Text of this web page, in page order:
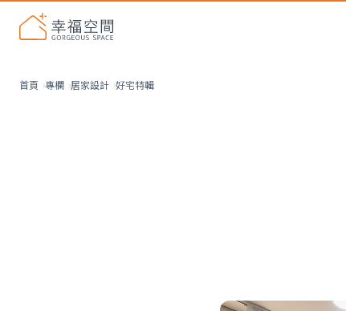
首頁 專欄 居家設計 好宅特輯